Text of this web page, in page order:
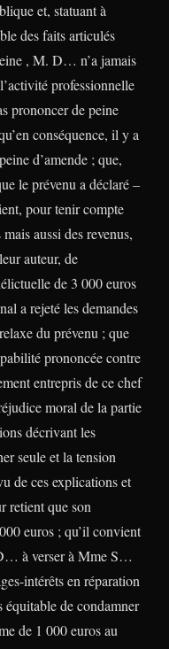
et, statuant à
des faits articulés
, M. D… n’a jamais
professionnelle
prononcer de peine
conséquence, il y a
d’amende ; que,
le prévenu a déclaré –
pour tenir compte
aussi des revenus,
auteur, de
de 3 000 euros
a rejeté les demandes
du prévenu ; que
prononcée contre
entrepris de ce chef
moral de la partie
décrivant les
seule et la tension
de ces explications et
retient que son
euros ; qu’il convient
à verser à Mme S…
intérêts en réparation
équitable de condamner
de 1 000 euros au